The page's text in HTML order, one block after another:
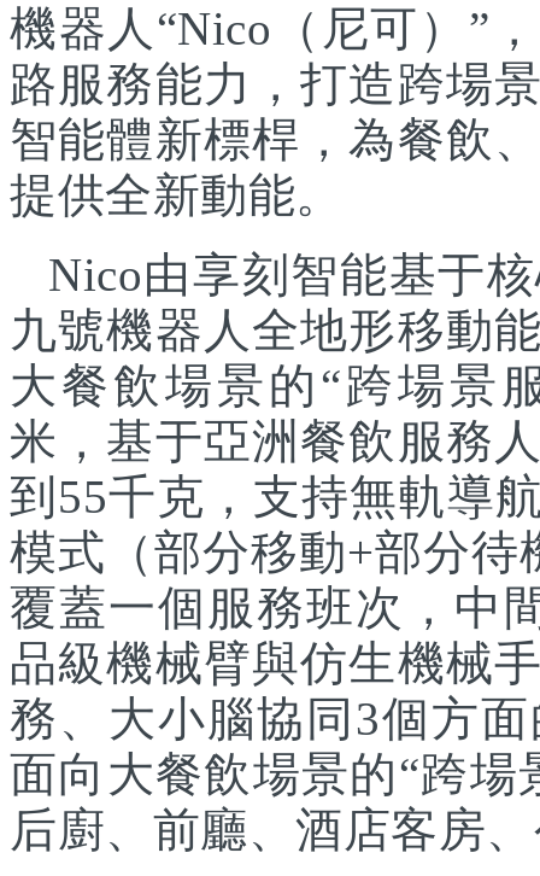
機器人“Nico（尼可）”
路服務能力，打造跨場
智能體新標桿，為餐飲
提供全新動能。
Nico由享刻智能基于
九號機器人全地形移動
大餐飲場景的“跨場景
米，基于亞洲餐飲服務
到55千克，支持無軌導
模式（部分移動+部分待
覆蓋一個服務班次，中
品級機械臂與仿生機械
務、大小腦協同3個方
面向大餐飲場景的“跨
后廚、前廳、酒店客房